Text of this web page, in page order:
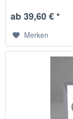
ab 39,60 € *
Merken